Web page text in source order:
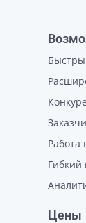
Работа
Гибкий
Цены